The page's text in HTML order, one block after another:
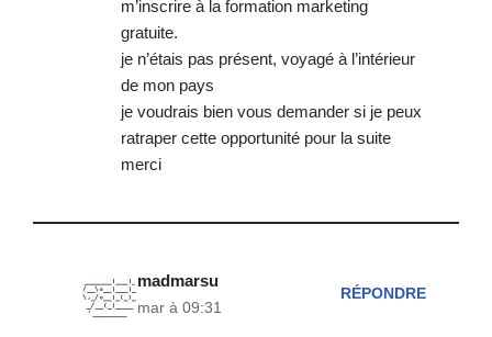
m’inscrire à la formation marketing
gratuite.
je n’étais pas présent, voyagé à l’intérieur
de mon pays
je voudrais bien vous demander si je peux
ratraper cette opportunité pour la suite
merci
madmarsu
mar à 09:31
RÉPONDRE